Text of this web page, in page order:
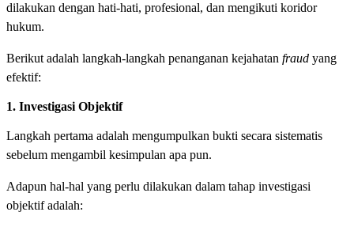
dilakukan dengan hati-hati, profesional, dan mengikuti koridor
hukum.
Berikut adalah langkah-langkah penanganan kejahatan fraud yang
efektif:
1. Investigasi Objektif
Langkah pertama adalah mengumpulkan bukti secara sistematis
sebelum mengambil kesimpulan apa pun.
Adapun hal-hal yang perlu dilakukan dalam tahap investigasi
objektif adalah: